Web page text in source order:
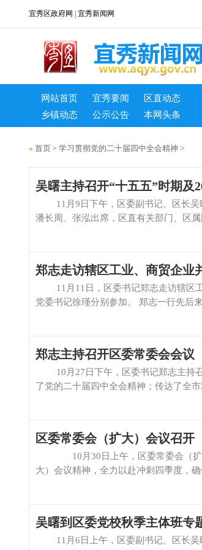
宜秀区政府网 宜秀新闻网
网站首页 宜秀要闻
区直动态
乡镇动态
公示公告 本网头条
首页 > 学习贯彻党的二十届四中全会精神 >
吴曙主持召开“十五五”时期及
11月9日下午，区委副书记、区长吴曙
潘长周、张泓出席，区直有关部门、区
郑志走访辖区工业、商贸企业
11月11日，区委书记郑志走访辖区工
党委书记徐瑾分别参加。 郑志一行先后
郑志主持召开区委常委会会议
10月27日下午，区委书记郑志主持召
了党的二十届四中全会精神；传达了全
区委常委会（扩大）会议召开
10月30日上午，区委常委会（扩大
大）会议精神，全力以赴冲刺四季度，
吴曙到区委党校秋季主体班专
11月6日上午，区委副书记、区长吴